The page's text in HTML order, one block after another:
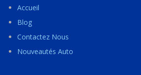
Accueil
Blog
Contactez Nous
Nouveautés Auto